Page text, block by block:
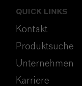
QUICK LINKS
Kontakt
Produktsuche
Unternehmen
Karriere